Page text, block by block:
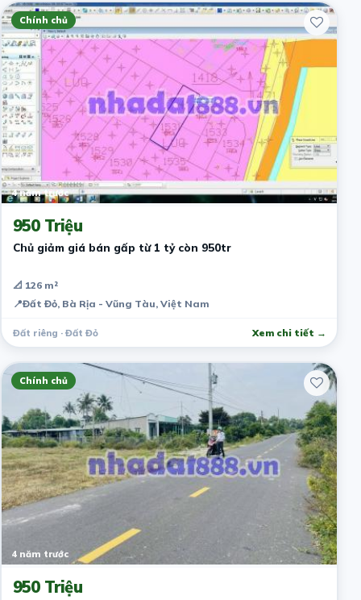
Chính chủ
4 năm trước
950 Triệu
Chủ giảm giá bán gấp từ 1 tỷ còn 950tr
📐 126 m²
📍Đất Đỏ, Bà Rịa - Vũng Tàu, Việt Nam
Đất riêng · Đất Đỏ Xem chi tiết →
Chính chủ
4 năm trước
950 Triệu